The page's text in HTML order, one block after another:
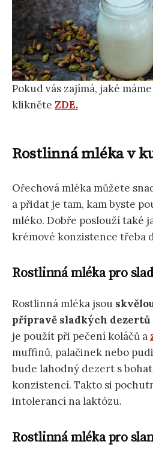
Pokud vás zajímá, jaké
klikněte ZDE.
Rostlinná mléka v
Ořechová mléka můžete
a přidat je tam, kam byste
mléko. Dobře poslouží také
krémové konzistence třeba
Rostlinná mléka pro
Rostlinná mléka jsou
přípravě sladkých dezertů
je použít při pečení koláčů a
muffinů, palačinek nebo
bude lahodný dezert s
konzistencí. Takto si
intolerancí na laktózu.
Rostlinná mléka pro